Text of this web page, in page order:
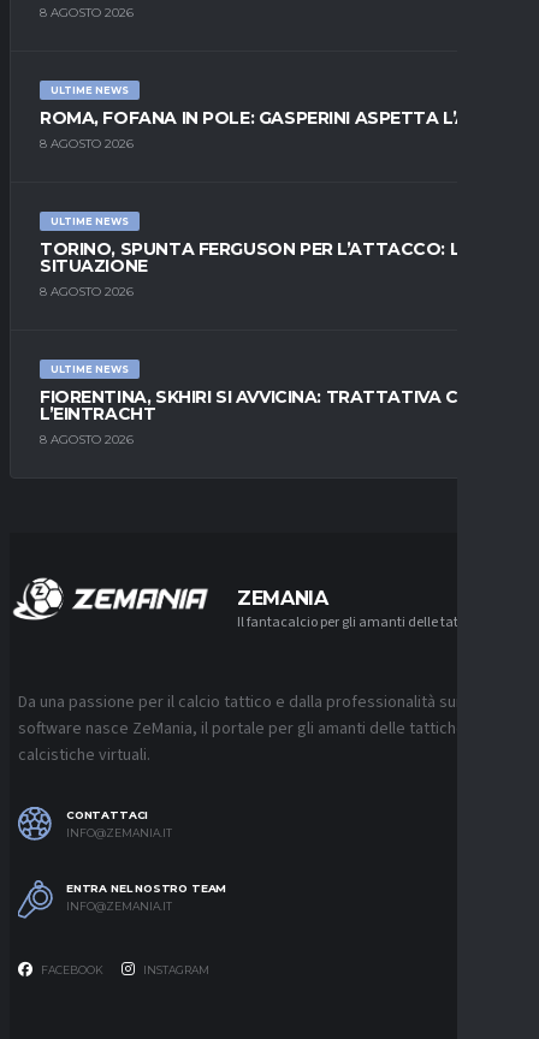
8 AGOSTO 2026
ULTIME NEWS
ROMA, FOFANA IN POLE: GASPERINI ASPETTA L’ALA
8 AGOSTO 2026
ULTIME NEWS
TORINO, SPUNTA FERGUSON PER L’ATTACCO: LA
SITUAZIONE
8 AGOSTO 2026
ULTIME NEWS
FIORENTINA, SKHIRI SI AVVICINA: TRATTATIVA CON
L’EINTRACHT
8 AGOSTO 2026
ZEMANIA
Il fantacalcio per gli amanti delle tattiche
Da una passione per il calcio tattico e dalla professionalità sui
software nasce ZeMania, il portale per gli amanti delle tattiche
calcistiche virtuali.
CONTATTACI
INFO@ZEMANIA.IT
ENTRA NEL NOSTRO TEAM
INFO@ZEMANIA.IT
FACEBOOK INSTAGRAM